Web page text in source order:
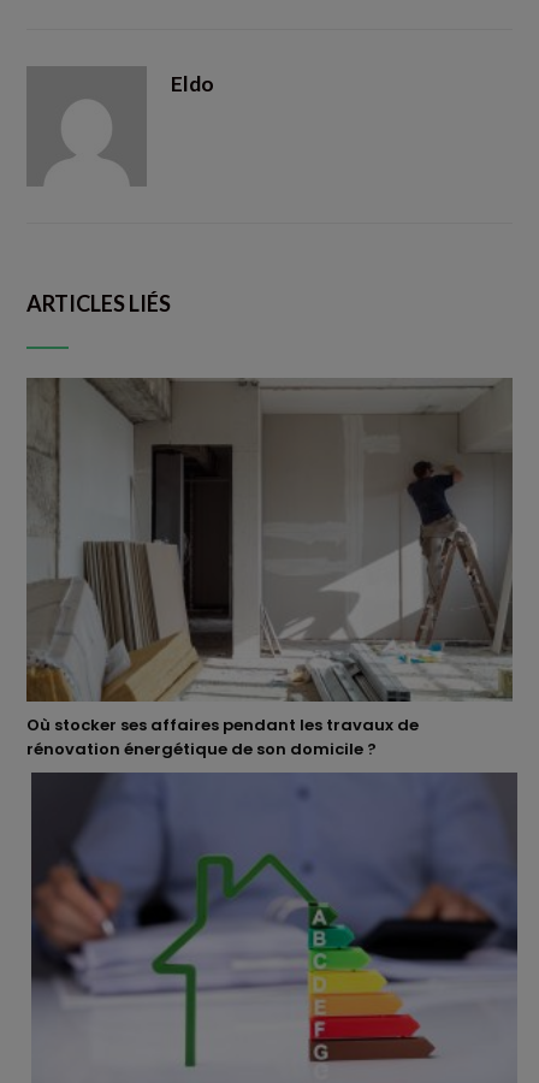
Eldo
ARTICLES LIÉS
Où stocker ses affaires pendant les travaux de
rénovation énergétique de son domicile ?